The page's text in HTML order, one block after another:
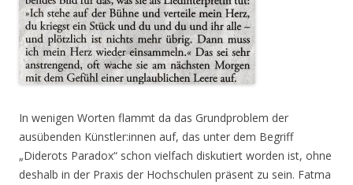
In wenigen Worten flammt da das Grundproblem der
ausübenden Künstler:innen auf, das unter dem Begriff
„Diderots Paradox“ schon vielfach diskutiert worden ist, ohne
deshalb in der Praxis der Hochschulen präsent zu sein. Fatma